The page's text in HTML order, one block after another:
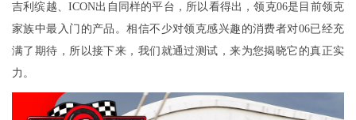
吉利缤越、ICON出自同样的平台，所以看得出，领克06是目前领克
家族中最入门的产品。相信不少对领克感兴趣的消费者对06已经充
满了期待，所以接下来，我们就通过测试，来为您揭晓它的真正实
力。